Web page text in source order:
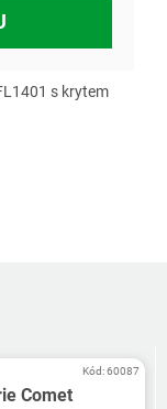
s krytem
Comet
Kód:60087